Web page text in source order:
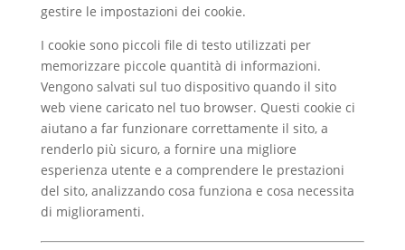
gestire le impostazioni dei cookie.
I cookie sono piccoli file di testo utilizzati per
memorizzare piccole quantità di informazioni.
Vengono salvati sul tuo dispositivo quando il sito
web viene caricato nel tuo browser. Questi cookie ci
aiutano a far funzionare correttamente il sito, a
renderlo più sicuro, a fornire una migliore
esperienza utente e a comprendere le prestazioni
del sito, analizzando cosa funziona e cosa necessita
di miglioramenti.